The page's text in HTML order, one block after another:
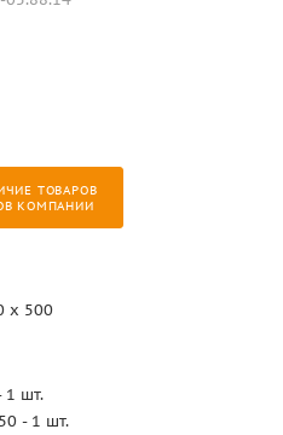
ТОВАРОВ
КОМПАНИИ
x 500
1 шт.
- 1 шт.